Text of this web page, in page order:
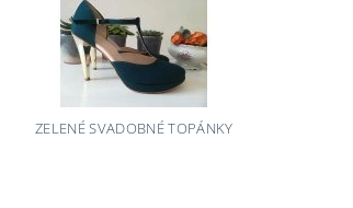
ZELENÉ SVADOBNÉ TOPÁNKY